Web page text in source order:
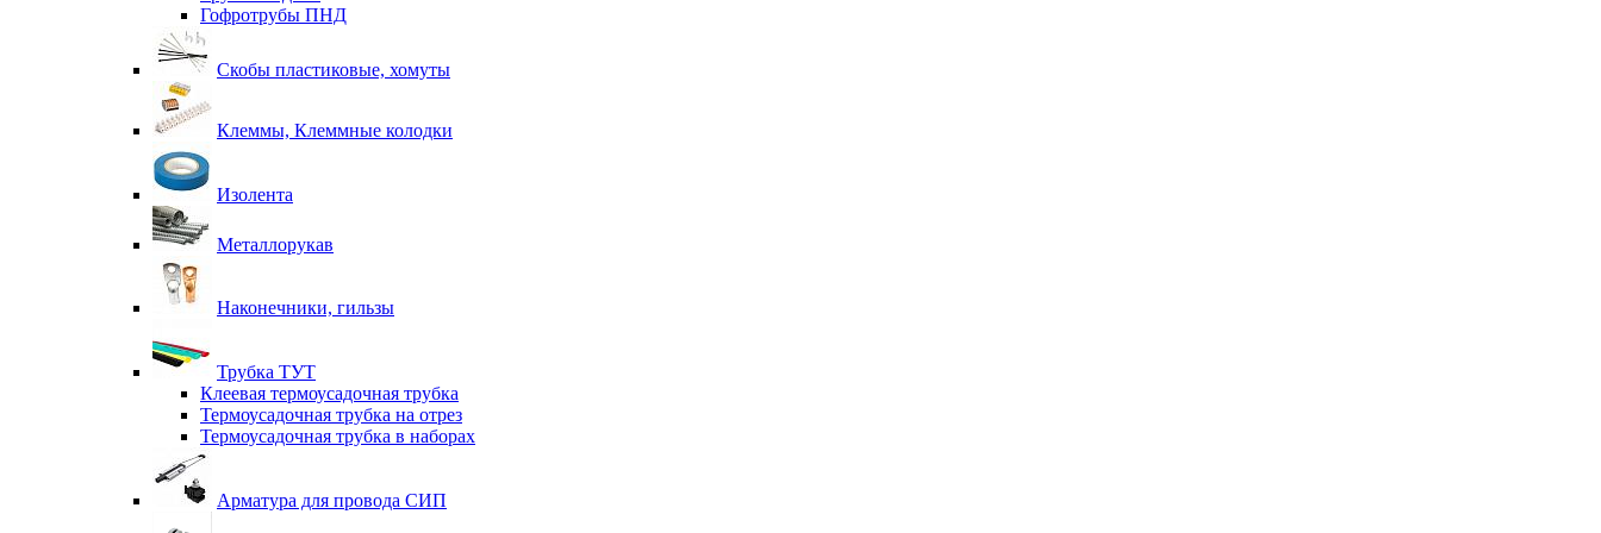
Гофротрубы ПНД
Скобы пластиковые, хомуты
Клеммы, Клеммные колодки
Изолента
Металлорукав
Наконечники, гильзы
Трубка ТУТ
Клеевая термоусадочная трубка
Термоусадочная трубка на отрез
Термоусадочная трубка в наборах
Арматура для провода СИП